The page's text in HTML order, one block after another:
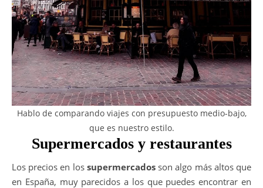
Hablo de comparando viajes con presupuesto medio-bajo,
que es nuestro estilo.
Supermercados y restaurantes
Los precios en los supermercadosson algo más altos que
en España, muy parecidos a los que puedes encontrar en